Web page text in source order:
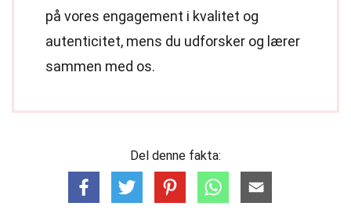
på vores engagement i kvalitet og
autenticitet, mens du udforsker og lærer
sammen med os.
Del denne fakta: